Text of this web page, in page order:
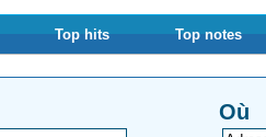
Top hits Top notes
Où